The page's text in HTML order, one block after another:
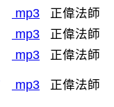
mp3
正偉法師
mp3
正偉法師
mp3 正偉法師
mp3 正偉法師